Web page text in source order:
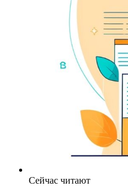
Сейчас читают